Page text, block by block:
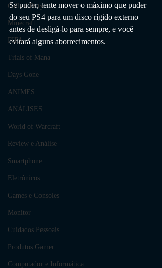
Call of Duty
Minecraft
FIFA
Trials of Mana
Days Gone
ANIMES
ANÁLISES
World of Warcraft
Review e Análise
Smartphone
Eletrônicos
Games e Consoles
Monitor
Cuidados Pessoais
Produtos Gamer
Computador e Informática
Se puder, tente mover o máximo que puder
do seu PS4 para um disco rígido externo
antes de desligá-lo para sempre, e você
evitará alguns aborrecimentos.